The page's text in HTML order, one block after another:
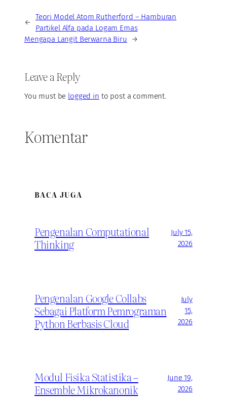
←
Teori Model Atom Rutherford – Hamburan
Partikel Alfa pada Logam Emas
Mengapa Langit Berwarna Biru
→
Leave a Reply
You must be logged in to post a comment.
Komentar
BACA JUGA
Pengenalan Computational
Thinking
July 15,
2026
Pengenalan Google Collabs
Sebagai Platform Pemrograman
Python Berbasis Cloud
July
15,
2026
Modul Fisika Statistika –
Ensemble Mikrokanonik
June 19,
2026